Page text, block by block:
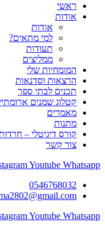
ראשי
אודות
אודות
למי מתאים?
תעודות
ממליצים
המומחיות שלי
הרצאות וסדנאות
תכנים לבתי ספר
קטלוג שמנים
מאמרים
מתנות
קורס דיגיטלי –
צור קשר
Youtube Whatsapp
0546768032
Youtube Whatsapp